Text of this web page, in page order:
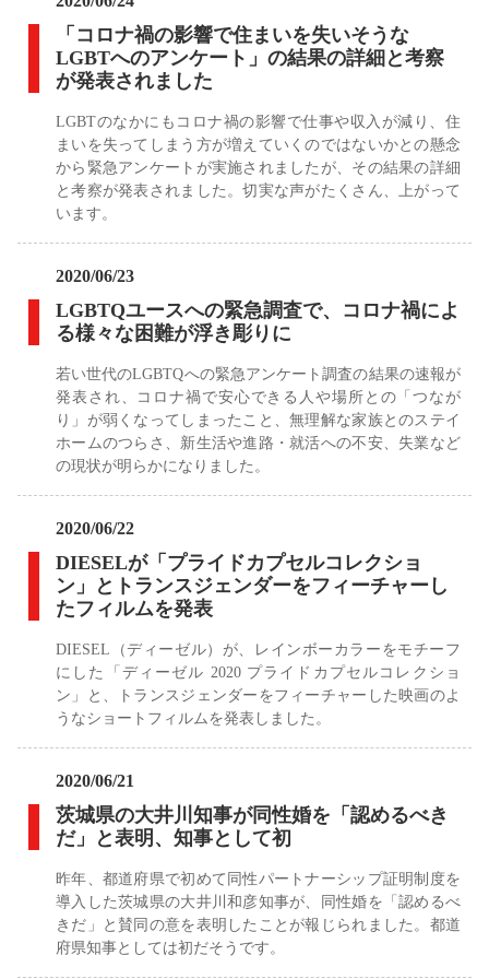
「コロナ禍の影響で住まいを失いそうな
LGBTへのアンケート」の結果の詳細と考察
が発表されました
LGBTのなかにもコロナ禍の影響で仕事や収入が減り、住
まいを失ってしまう方が増えていくのではないかとの懸念
から緊急アンケートが実施されましたが、その結果の詳細
と考察が発表されました。切実な声がたくさん、上がって
います。
2020/06/23
LGBTQユースへの緊急調査で、コロナ禍によ
る様々な困難が浮き彫りに
若い世代のLGBTQへの緊急アンケート調査の結果の速報が
発表され、コロナ禍で安心できる人や場所との「つなが
り」が弱くなってしまったこと、無理解な家族とのステイ
ホームのつらさ、新生活や進路・就活への不安、失業など
の現状が明らかになりました。
2020/06/22
DIESELが「プライドカプセルコレクショ
ン」とトランスジェンダーをフィーチャーし
たフィルムを発表
DIESEL（ディーゼル）が、レインボーカラーをモチーフ
にした「ディーゼル 2020 プライドカプセルコレクショ
ン」と、トランスジェンダーをフィーチャーした映画のよ
うなショートフィルムを発表しました。
2020/06/21
茨城県の大井川知事が同性婚を「認めるべき
だ」と表明、知事として初
昨年、都道府県で初めて同性パートナーシップ証明制度を
導入した茨城県の大井川和彦知事が、同性婚を「認めるべ
きだ」と賛同の意を表明したことが報じられました。都道
府県知事としては初だそうです。